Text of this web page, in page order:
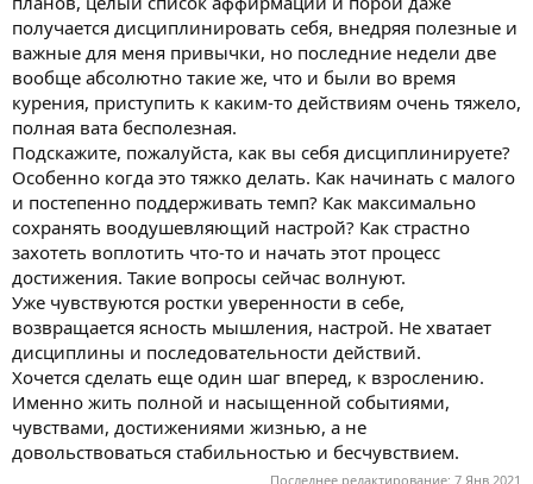
получается дисциплинировать себя, внедряя полезные и
важные для меня привычки, но последние недели две
вообще абсолютно такие же, что и были во время
курения, приступить к каким-то действиям очень тяжело,
полная вата бесполезная.
Подскажите, пожалуйста, как вы себя дисциплинируете?
Особенно когда это тяжко делать. Как начинать с малого
и постепенно поддерживать темп? Как максимально
сохранять воодушевляющий настрой? Как страстно
захотеть воплотить что-то и начать этот процесс
достижения. Такие вопросы сейчас волнуют.
Уже чувствуются ростки уверенности в себе,
возвращается ясность мышления, настрой. Не хватает
дисциплины и последовательности действий.
Хочется сделать еще один шаг вперед, к взрослению.
Именно жить полной и насыщенной событиями,
чувствами, достижениями жизнью, а не
довольствоваться стабильностью и бесчувствием.
Последнее редактирование: 7 Янв 2021